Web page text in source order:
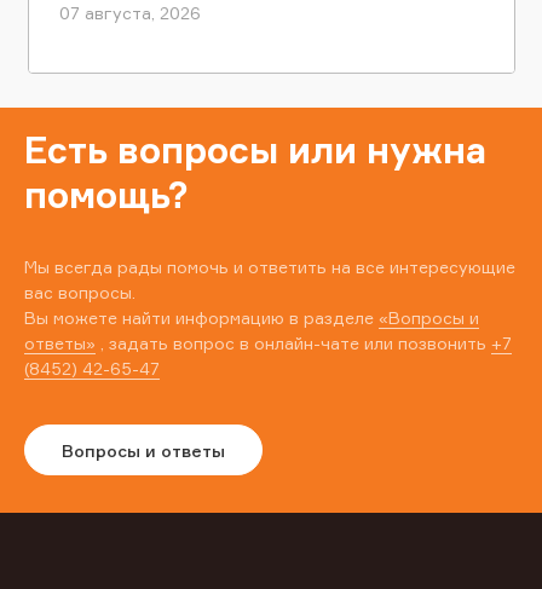
07 августа, 2026
Есть вопросы или нужна
помощь?
Мы всегда рады помочь и ответить на все интересующие
вас вопросы.
Вы можете найти информацию в разделе «Вопросы и
ответы» , задать вопрос в онлайн-чате или позвонить +7
(8452) 42-65-47
Вопросы и ответы